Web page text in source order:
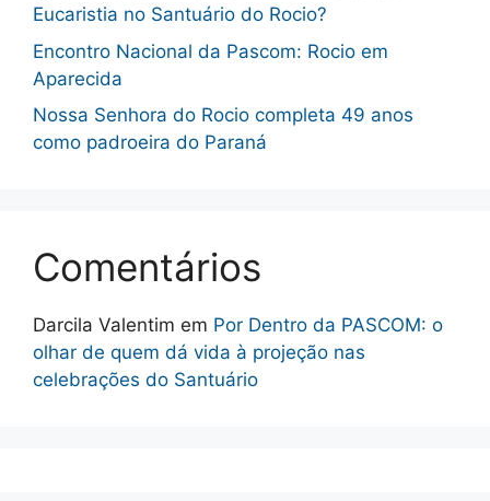
Eucaristia no Santuário do Rocio?
Encontro Nacional da Pascom: Rocio em
Aparecida
Nossa Senhora do Rocio completa 49 anos
como padroeira do Paraná
Comentários
Darcila Valentim em Por Dentro da PASCOM: o
olhar de quem dá vida à projeção nas
celebrações do Santuário